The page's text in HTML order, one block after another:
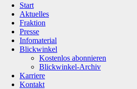
Start
Aktuelles
Fraktion
Presse
Infomaterial
Blickwinkel
Kostenlos abonnieren
Blickwinkel-Archiv
Karriere
Kontakt